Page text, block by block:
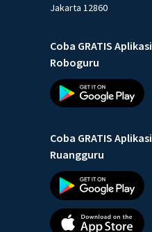
Jakarta 12860
Coba GRATIS Aplikasi
Roboguru
Coba GRATIS Aplikasi
Ruangguru